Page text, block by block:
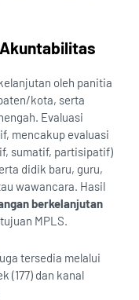
oleh panitia
kota, serta
Evaluasi
mencakup evaluasi
sumatif, partisipatif)
didik baru, guru,
wawancara. Hasil
berkelanjutan
MPLS.
tersedia melalui
(177) dan kanal